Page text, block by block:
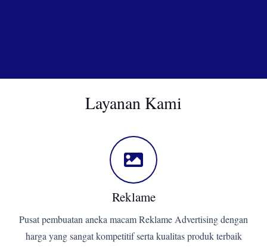
Layanan Kami
Reklame
Pusat pembuatan aneka macam Reklame Advertising dengan
harga yang sangat kompetitif serta kualitas produk terbaik